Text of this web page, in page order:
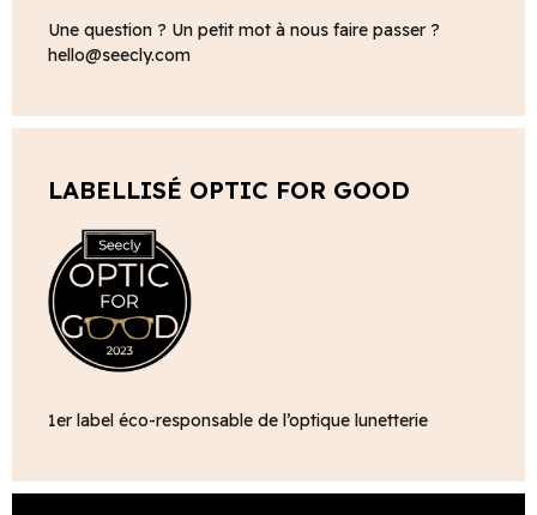
Une question ? Un petit mot à nous faire passer ?
hello@seecly.com
LABELLISÉ OPTIC FOR GOOD
1er label éco-responsable de l’optique lunetterie